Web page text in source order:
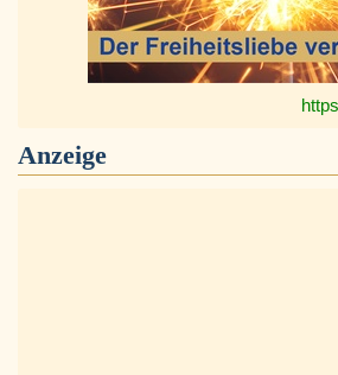
Anzeige